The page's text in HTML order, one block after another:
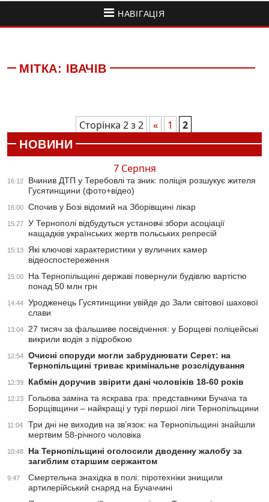
НАВІГАЦІЯ
МІТКА: ІВАЧІВ
Сторінка 2 з 2 « 1
2
НОВИНИ
7 Серпня
16:12
Вчинив ДТП у Теребовлі та зник: поліція розшукує жителя
Гусятинщини (фото+відео)
16:00 Спочив у Бозі відомий на Зборівщині лікар
15:27
У Тернополі відбудуться установчі збори асоціації
нащадків українських жертв польських репресій
15:13
Які ключові характеристики у вуличних камер
відеоспостереження
15:00
На Тернопільщині державі повернули будівлю вартістю
понад 50 млн грн
14:44
Уродженець Гусятинщини увійде до Зали світової шахової
слави
13:04
27 тисяч за фальшиве посвідчення: у Борщеві поліцейські
викрили водія з підробкою
12:54
Очисні споруди могли забруднювати Серет: на
Тернопільщині триває кримінальне розслідування
12:39 Кабмін доручив звірити дані чоловіків 18-60 років
12:23
Гольова заміна та яскрава гра: представники Бучача та
Борщівщини – найкращі у турі першої ліги Тернопільщини
11:04
Три дні не виходив на зв’язок: на Тернопільщині знайшли
мертвим 58-річного чоловіка
10:48
На Тернопільщині оголосили дводенну жалобу за
загиблим старшим сержантом
9:47
Смертельна знахідка в полі: піротехніки знищили
артилерійський снаряд на Бучаччині